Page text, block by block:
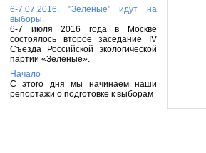
6-7.07.2016. "Зелёные" идут на
выборы.
6-7 июля 2016 года в Москве
состоялось второе заседание IV
Съезда Российской экологической
партии «Зелёные».
Начало
С этого дня мы начинаем наши
репортажи о подготовке к выборам